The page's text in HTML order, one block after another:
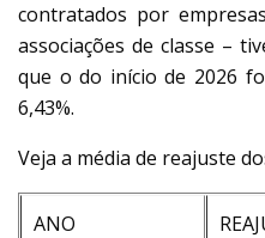
contratados por
associações de classe –
que o do início de 2026
6,43%.
Veja a média de reajuste
ANO